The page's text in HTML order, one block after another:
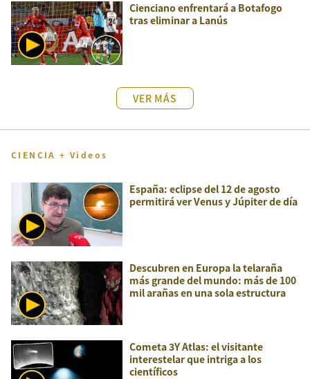
Cienciano enfrentará a Botafogo
tras eliminar a Lanús
VER MÁS
CIENCIA + Videos
España: eclipse del 12 de agosto
permitirá ver Venus y Júpiter de día
Descubren en Europa la telaraña
más grande del mundo: más de 100
mil arañas en una sola estructura
Cometa 3Y Atlas: el visitante
interestelar que intriga a los
científicos